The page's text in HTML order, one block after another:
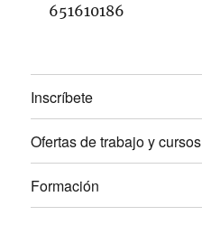
651610186
Inscríbete
Ofertas de trabajo y cursos
Formación